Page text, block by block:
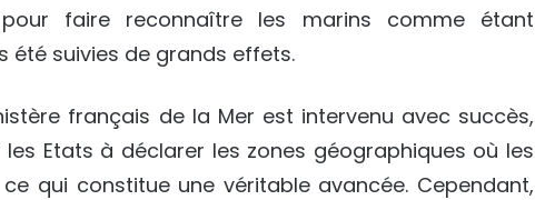
faire reconnaître les marins comme étant
été suivies de grands effets.
français de la Mer est intervenu avec succès,
les Etats à déclarer les zones géographiques où les
qui constitue une véritable avancée. Cependant,